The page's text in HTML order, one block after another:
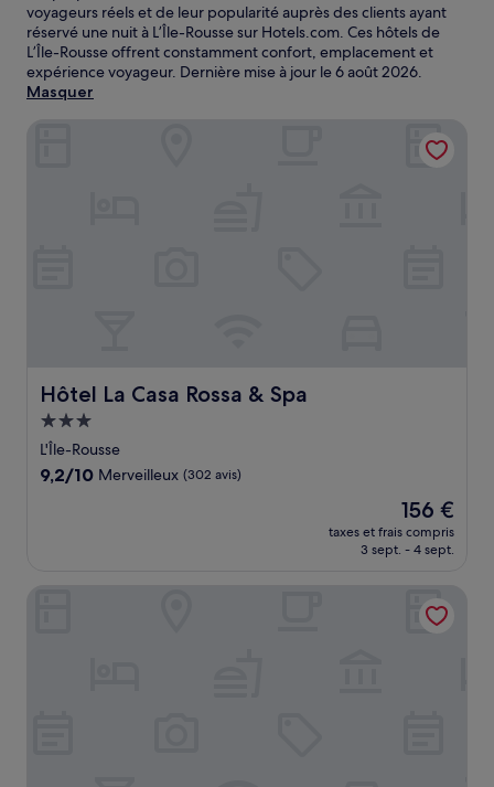
voyageurs réels et de leur popularité auprès des clients ayant
réservé une nuit à L’Île-Rousse sur Hotels.com. Ces hôtels de
L’Île-Rousse offrent constamment confort, emplacement et
expérience voyageur. Dernière mise à jour le6 août 2026.
Masquer
Hôtel La Casa Rossa & Spa
Hôtel La Casa Rossa & Spa
Hébergement
3.0 étoiles
L'Île-Rousse
9.2
9,2/10 Merveilleux (302 avis)
Le
nouveau
prix
de
156 €
156 €
taxes et frais compris
3 sept. - 4 sept.